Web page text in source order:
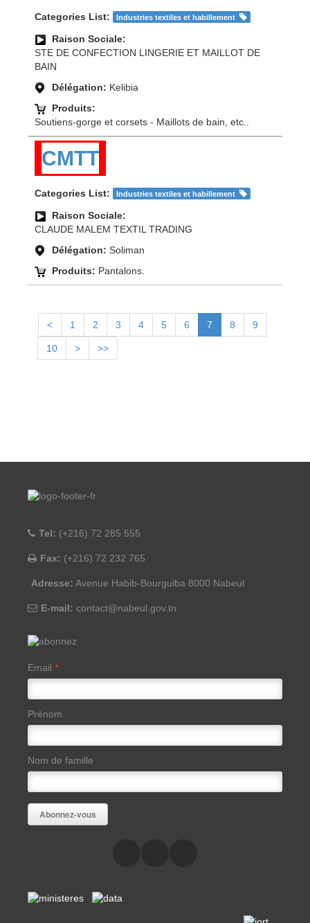
Categories List: Industries textiles et habillement
Raison Sociale:
STE DE CONFECTION LINGERIE ET MAILLOT DE
BAIN
Délégation: Kelibia
Produits:
Soutiens-gorge et corsets - Maillots de bain, etc..
CMTT
Categories List: Industries textiles et habillement
Raison Sociale:
CLAUDE MALEM TEXTIL TRADING
Délégation: Soliman
Produits: Pantalons.
< 1 2 3 4 5 6 7 8 9
10 > >>
Tel: (+216) 72 285 555
Fax: (+216) 72 232 765
Adresse: Avenue Habib-Bourguiba 8000 Nabeul
E-mail: contact@nabeul.gov.tn
Email *
Prénom
Nom de famille